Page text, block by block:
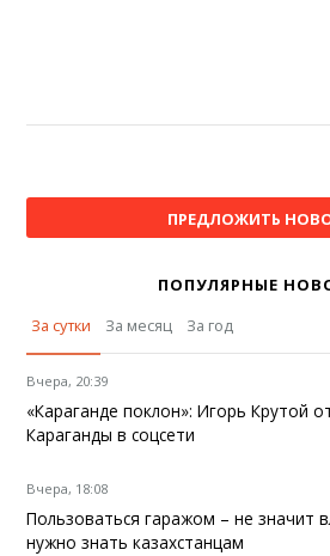
ПРЕДЛОЖИТЬ
ПОПУЛЯРНЫЕ
За сутки
За месяц За год
Вчера, 20:39
«Караганде поклон»: Игорь Крутой
Караганды в соцсети
Вчера, 18:08
Пользоваться гаражом – не значит
нужно знать казахстанцам